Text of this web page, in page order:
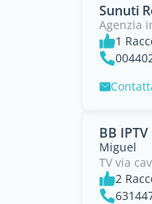
Sunuti
Agenzia
1
BB IPTV
Miguel
TV via
2